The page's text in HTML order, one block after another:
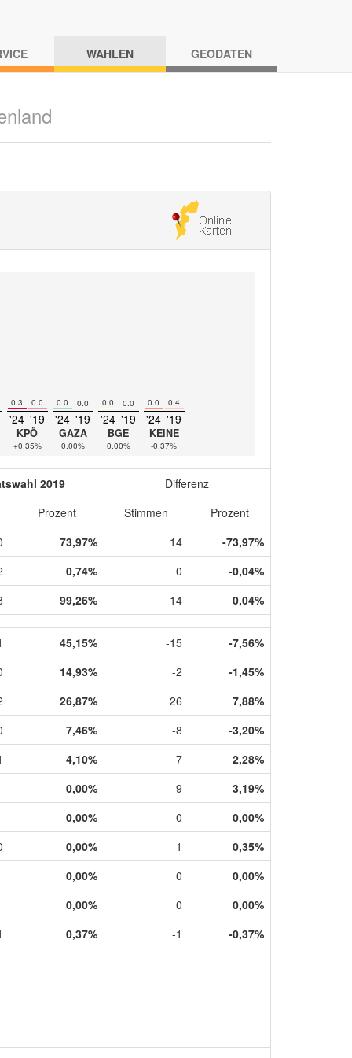
WAHLEN GEODATEN
0.3 0.0
'24 '19
KPÖ
+0.35%
0.0 0.0
'24 '19
GAZA
0.00%
0.0 0.0
'24 '19
BGE
0.00%
0.0 0.4
'24 '19
KEINE
-0.37%
2019
Differenz
Prozent
Stimmen
Prozent
73,97% 14
-73,97%
0,74% 0
-0,04%
99,26% 14 0,04%
45,15% -15
-7,56%
14,93% -2
-1,45%
26,87% 26
7,88%
7,46% -8
-3,20%
4,10% 7
2,28%
0,00%
9
3,19%
0,00%
0
0,00%
0,00% 1
0,35%
0,00%
0
0,00%
0,00%
0
0,00%
0,37% -1 -0,37%